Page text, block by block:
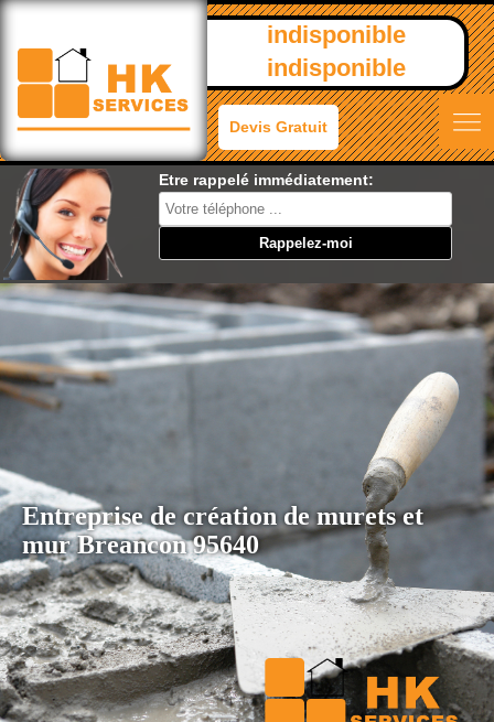
indisponible
indisponible
Devis Gratuit
Etre rappelé immédiatement:
Entreprise de création de murets et
mur Breancon 95640